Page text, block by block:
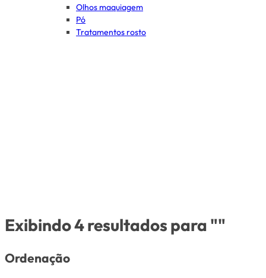
Olhos maquiagem
Pó
Tratamentos rosto
Exibindo 4 resultados para ""
Ordenação